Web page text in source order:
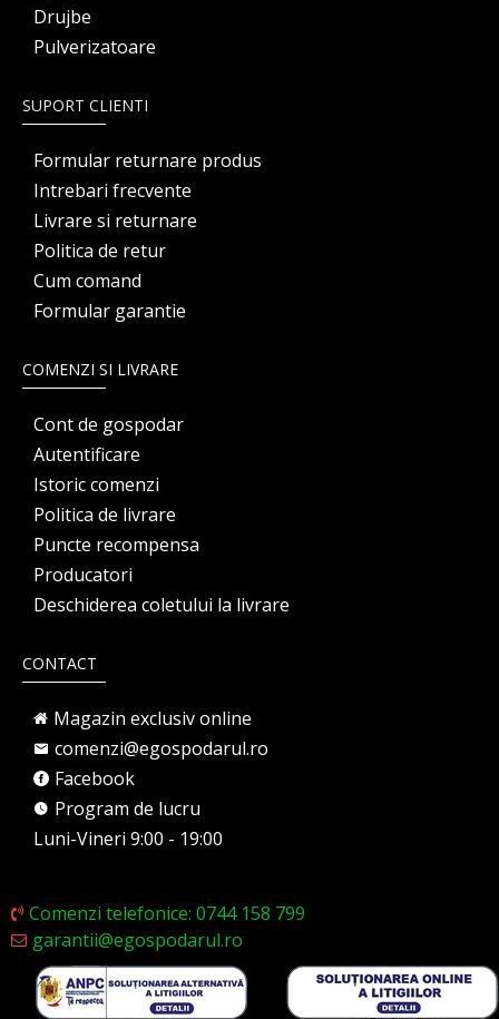
Drujbe
Pulverizatoare
SUPORT CLIENTI
Formular returnare produs
Intrebari frecvente
Livrare si returnare
Politica de retur
Cum comand
Formular garantie
COMENZI SI LIVRARE
Cont de gospodar
Autentificare
Istoric comenzi
Politica de livrare
Puncte recompensa
Producatori
Deschiderea coletului la livrare
CONTACT
Magazin exclusiv online
comenzi@egospodarul.ro
Facebook
Program de lucru
Luni-Vineri 9:00 - 19:00
Comenzi telefonice: 0744 158 799
garantii@egospodarul.ro